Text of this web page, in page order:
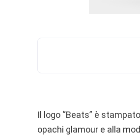
Il logo “Beats” è
opachi glamour e alla